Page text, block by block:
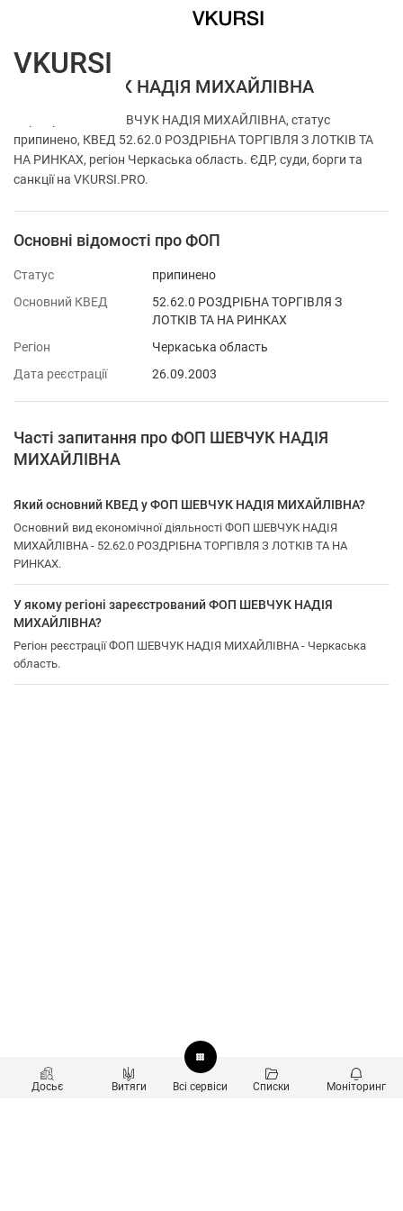
ФОП ШЕВЧУК НАДІЯ МИХАЙЛІВНА
Перевірка ФОП ШЕВЧУК НАДІЯ МИХАЙЛІВНА, статус
припинено, КВЕД 52.62.0 РОЗДРІБНА ТОРГІВЛЯ З ЛОТКІВ ТА
НА РИНКАХ, регіон Черкаська область. ЄДР, суди, борги та
санкції на VKURSI.PRO.
Основні відомості про ФОП
Статус
припинено
Основний КВЕД
52.62.0 РОЗДРІБНА ТОРГІВЛЯ З
ЛОТКІВ ТА НА РИНКАХ
Регіон
Черкаська область
Дата реєстрації
26.09.2003
Часті запитання про ФОП ШЕВЧУК НАДІЯ
МИХАЙЛІВНА
Який основний КВЕД у ФОП ШЕВЧУК НАДІЯ МИХАЙЛІВНА?
Основний вид економічної діяльності ФОП ШЕВЧУК НАДІЯ
МИХАЙЛІВНА - 52.62.0 РОЗДРІБНА ТОРГІВЛЯ З ЛОТКІВ ТА НА
РИНКАХ.
У якому регіоні зареєстрований ФОП ШЕВЧУК НАДІЯ
МИХАЙЛІВНА?
Регіон реєстрації ФОП ШЕВЧУК НАДІЯ МИХАЙЛІВНА - Черкаська
область.
Досьє Витяги Всі сервіси Списки Моніторинг
VKURSI